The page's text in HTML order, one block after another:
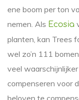
ene boom per ton
nemen. Als Ecosia
planten, kan Trees
wel zo’n 111
veel
compenseren voor
beloven te